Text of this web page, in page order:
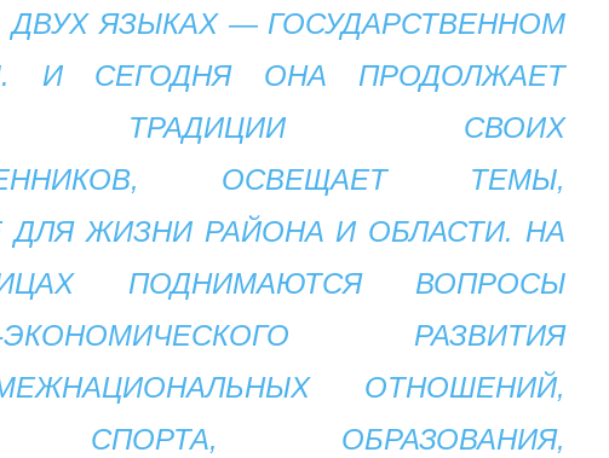
ДВУХ ЯЗЫКАХ — ГОСУДАРСТВЕННОМ
И СЕГОДНЯ ОНА ПРОДОЛЖАЕТ
ТРАДИЦИИ СВОИХ
ОСВЕЩАЕТ ТЕМЫ,
ДЛЯ ЖИЗНИ РАЙОНА И ОБЛАСТИ. НА
ПОДНИМАЮТСЯ ВОПРОСЫ
ЭКОНОМИЧЕСКОГО РАЗВИТИЯ
ОТНОШЕНИЙ,
СПОРТА, ОБРАЗОВАНИЯ,